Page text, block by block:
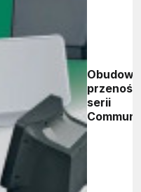
Obudowy
serii